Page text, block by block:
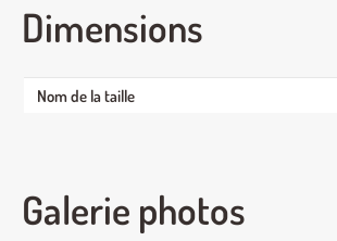
Dimensions
Galerie photos